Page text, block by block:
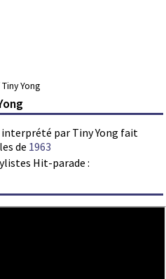
Yong
par Tiny Yong fait
de 1963
Hit-parade :